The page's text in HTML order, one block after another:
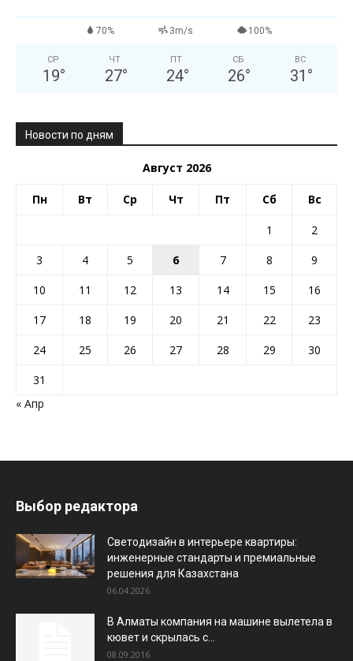
70% 3m/s 100%
СР
19°
ЧТ
27°
ПТ
24°
СБ
26°
ВС
31 °
Новости по дням
Август 2026
Пн Вт Ср Чт Пт Сб Вс
1
2
3
4 5 6 7 8
9
10
11 12 13 14 15
16
17
18 19 20 21 22
23
24
25 26 27 28 29
30
31
« Апр
Выбор редактора
Светодизайн в интерьере квартиры:
инженерные стандарты и премиальные
решения для Казахстана
06.04.2026
В Алматы компания на машине вылетела в
кювет и скрылась с...
08.09.2016